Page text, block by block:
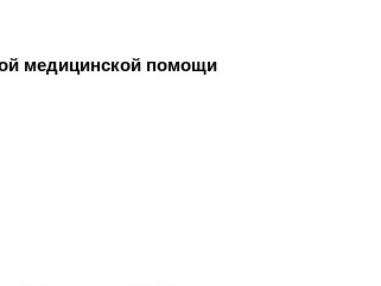
медицинской помощи